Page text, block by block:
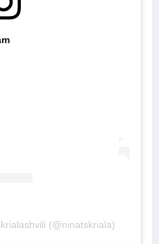
(@ninatskriala)